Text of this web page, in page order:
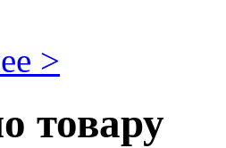
>
товару